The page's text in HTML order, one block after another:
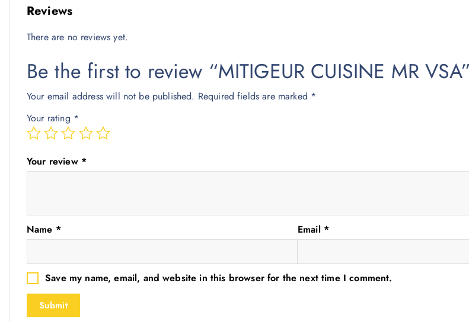
Reviews
There are no reviews yet.
Be the first to review “MITIGEUR CUISINE MR VSA”
Your email address will not be published. Required fields are marked *
Your rating *
Your review *
Name * Email *
Save my name, email, and website in this browser for the next time I comment.